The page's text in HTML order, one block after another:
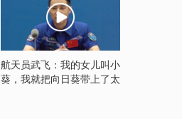
航天员武飞：我的女儿叫小
葵，我就把向日葵带上了太